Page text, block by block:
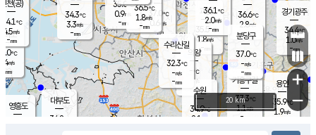
의도
℃
m/s
mm
영흥도
과천
35.5℃
1.8m/s
- mm
용인
35.9℃
1.9m/s
경기광주
34.4℃
1.0m/s
-mm
대부도
34.8
의왕
- ℃
m/s
mm
37.0
℃
0.6 m/s
-mm
35.0℃
0.9m/s
-mm
36.5℃
1.8m/s
-mm
36.6℃
2.8m/s
-mm
36.1℃
2.0m/s
-mm
기흥구갈
37.3℃
1.1m/s
-
수리산길
32.3℃
-m/s
-mm
분당구
37.0℃
-m/s
-mm
인천(공)
34.1℃
4.5m/s
-mm
수원
34.9℃
2.1 m/s
34.3℃
3.3m/s
-mm
+
−
20 km